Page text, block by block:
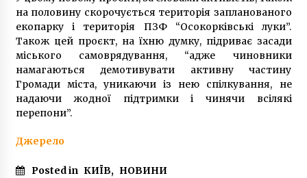
на половину скорочується територія запланованого
екопарку і територія ПЗФ “Осокорківські луки”.
Також цей проєкт, на їхню думку, підриває засади
міського самоврядування, “адже чиновники
намагаються демотивувати активну частину
Громади міста, уникаючи із нею спілкування, не
надаючи жодної підтримки і чинячи всілякі
перепони”.
Джерело
Posted in КИЇВ, НОВИНИ